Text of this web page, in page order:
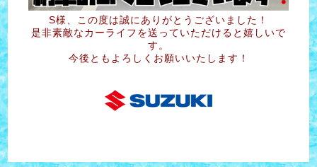
S様、この度は誠にありがとうございました！
是非素敵なカーライフを送っていただけると嬉しいで
す。
今後ともよろしくお願いいたします！